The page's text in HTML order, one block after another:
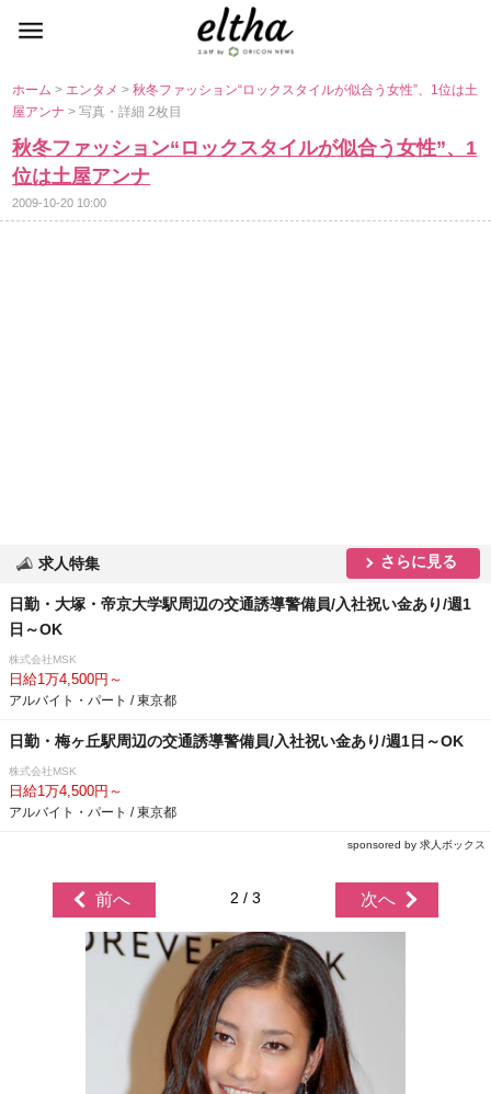
ホーム> エンタメ>秋冬ファッション“ロックスタイルが似合う女性”、1位は土
屋アンナ> 写真・詳細 2枚目
秋冬ファッション“ロックスタイルが似合う女性”、1
位は土屋アンナ
2009-10-20 10:00
求人特集 さらに見る
日勤・大塚・帝京大学駅周辺の交通誘導警備員/入社祝い金あり/週1
日～OK
株式会社MSK
日給1万4,500円～
アルバイト・パート / 東京都
日勤・梅ヶ丘駅周辺の交通誘導警備員/入社祝い金あり/週1日～OK
株式会社MSK
日給1万4,500円～
アルバイト・パート / 東京都
sponsored by 求人ボックス
前へ 2 / 3 次へ